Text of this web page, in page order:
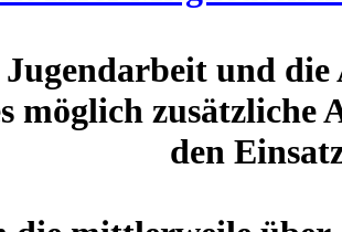
Jugendarbeit und
möglich zusätzliche
den